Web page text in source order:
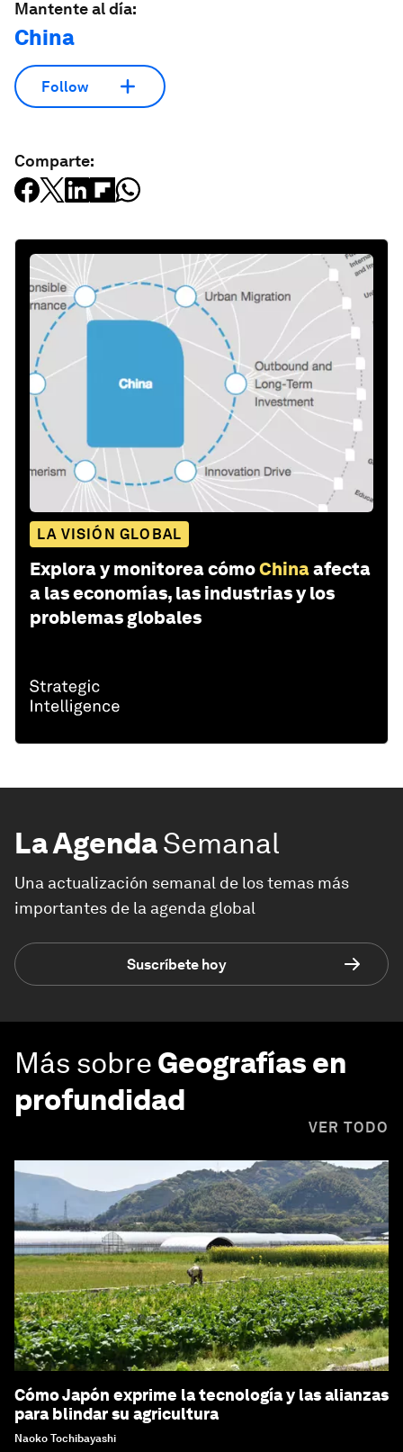
Mantente al día:
China
Follow
Comparte:
LA VISIÓN GLOBAL
Explora y monitorea cómoChinaafecta
a las economías, las industrias y los
problemas globales
La AgendaSemanal
Una actualización semanal de los temas más
importantes de la agenda global
Suscríbete hoy
Más sobre Geografías en
profundidad
VER TODO
Cómo Japón exprime la tecnología y las alianzas
para blindar su agricultura
Naoko Tochibayashi